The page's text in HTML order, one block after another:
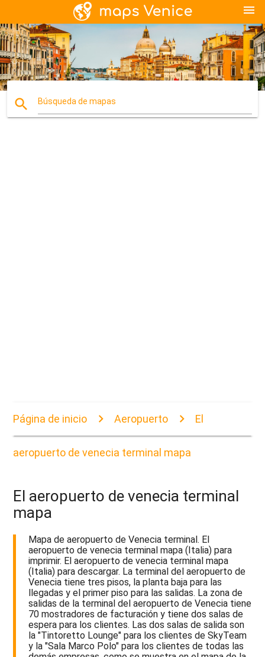
menu
search Búsqueda de mapas
Página de inicio Aeropuerto El
aeropuerto de venecia terminal mapa
El aeropuerto de venecia terminal
mapa
Mapa de aeropuerto de Venecia terminal. El
aeropuerto de venecia terminal mapa (Italia) para
imprimir. El aeropuerto de venecia terminal mapa
(Italia) para descargar. La terminal del aeropuerto de
Venecia tiene tres pisos, la planta baja para las
llegadas y el primer piso para las salidas. La zona de
salidas de la terminal del aeropuerto de Venecia tiene
70 mostradores de facturación y tiene dos salas de
espera para los clientes. Las dos salas de salida son
la "Tintoretto Lounge" para los clientes de SkyTeam
y la "Sala Marco Polo" para los clientes de todas las